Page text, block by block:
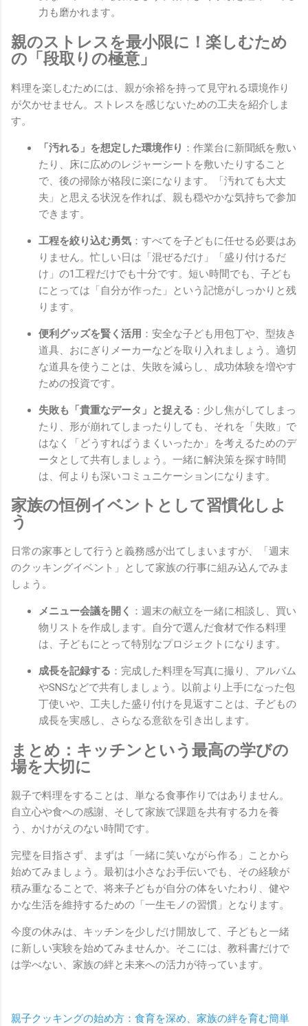
力も磨かれます。
親のストレスを最小限に！楽しむため
の「段取りの極意」
料理を楽しむためには、親が余裕を持って見守れる環境作り
が欠かせません。ストレスを感じないための工夫を紹介しま
す。
「汚れる」を想定した環境作り ：作業台に新聞紙を敷い
たり、床に広めのレジャーシートを敷いたりすること
で、後の掃除が格段に楽になります。「汚れても大丈
夫」と思える状況を作れば、親も穏やかな気持ちで参加
できます。
工程を絞り込む勇気 ：すべてを子どもに任せる必要はあ
りません。忙しい日は「混ぜるだけ」「盛り付けるだ
け」の1工程だけでも十分です。短い時間でも、子ども
にとっては「自分が作った」という記憶がしっかりと残
ります。
便利グッズを賢く活用 ：安全な子ども用包丁や、型抜き
道具、おにぎりメーカーなどを取り入れましょう。適切
な道具を使うことは、失敗を減らし、成功体験を増やす
ための投資です。
失敗も「貴重なデータ」と捉える ：少し焦がしてしまっ
たり、形が崩れてしまったりしても、それを「失敗」で
はなく「どうすればうまくいったか」を考えるためのデ
ータとして共有しましょう。一緒に解決策を探す時間
は、何よりも深いコミュニケーションになります。
家族の恒例イベントとして習慣化しよ
う
日常の家事として行うと義務感が出てしまいますが、「週末
のクッキングイベント」として家族の行事に組み込んでみま
しょう。
メニュー会議を開く ：週末の献立を一緒に相談し、買い
物リストを作成します。自分で選んだ食材で作る料理
は、子どもにとって特別なプロジェクトになります。
成長を記録する ：完成した料理を写真に撮り、アルバム
やSNSなどで共有しましょう。以前より上手になった包
丁使いや、工夫した盛り付けを見返すことは、子どもの
成長を実感し、さらなる意欲を引き出します。
まとめ：キッチンという最高の学びの
場を大切に
親子で料理をすることは、単なる食事作りではありません。
自立心や食への感謝、そして家族で課題を共有する力を養
う、かけがえのない時間です。
完璧を目指さず、まずは「一緒に笑いながら作る」ことから
始めてみましょう。最初は小さなお手伝いでも、その経験が
積み重なることで、将来子どもが自分の体をいたわり、健や
かな生活を維持するための「一生モノの習慣」となります。
今度の休みは、キッチンを少しだけ開放して、子どもと一緒
に新しい実験を始めてみませんか。そこには、教科書だけで
は学べない、家族の絆と未来への活力が待っています。
親子クッキングの始め方：食育を深め、家族の絆を育む簡単